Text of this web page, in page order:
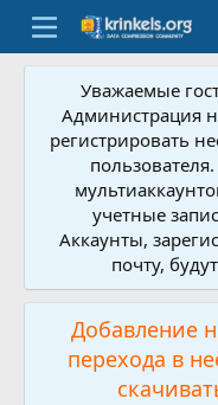
Уважаемые
Администрация
регистрировать
учетные
Аккаунты,
почту,
Добавление
перехода в